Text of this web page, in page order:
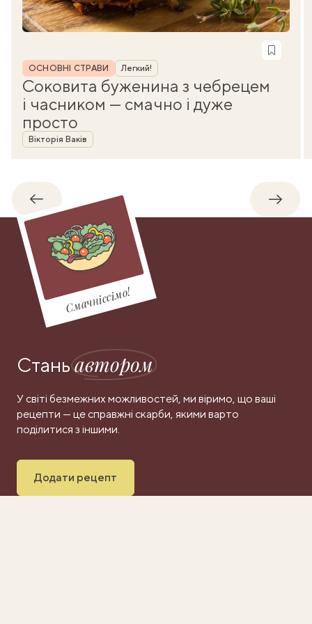
Рубрика
ОСНОВНІ СТРАВИ Легкий!
Соковита буженина з чебрецем
і часником — смачно і дуже
просто
Автор
Вікторія Ваків
Назад
Смачніссімо!
Станьавтором
У світі безмежних можливостей, ми віримо, що ваші
рецепти — це справжні скарби, якими варто
поділитися з іншими.
Додати рецепт